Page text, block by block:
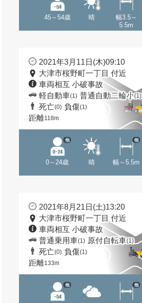
45～54歳 晴
幅3.5～
5.5m
2021年3月11日(木)09:10
大津市桜野町一丁目 付近
車両相互 小破事故
軽自動車(1) 普通自動二輪小(1)
死亡(0) 負傷(1)
距離118m
0～24歳
他
晴 幅～5.5m
他
2021年8月21日(土)13:20
大津市桜野町一丁目 付近
車両相互 小破事故
普通乗用車(1) 原付自転車(1)
死亡(0) 負傷(1)
距離133m
他 他